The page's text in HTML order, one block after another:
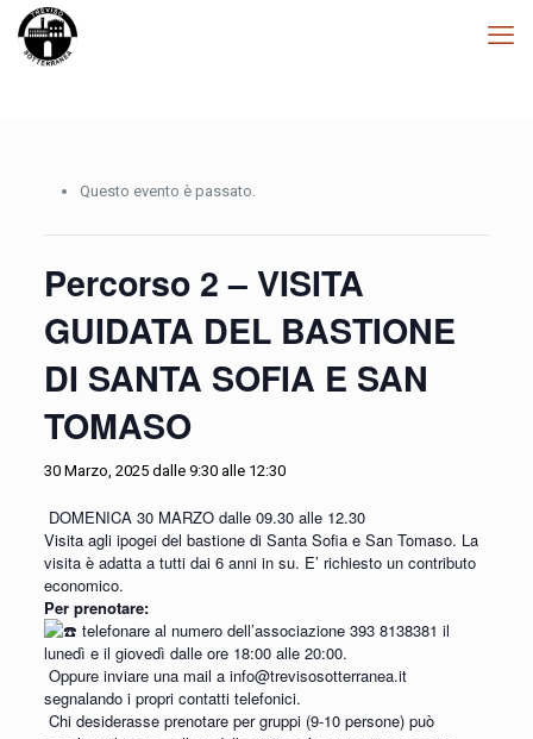
Questo evento è passato.
Percorso 2 – VISITA
GUIDATA DEL BASTIONE
DI SANTA SOFIA E SAN
TOMASO
30 Marzo, 2025 dalle 9:30alle 12:30
DOMENICA 30 MARZO dalle 09.30 alle 12.30
Visita agli ipogei del bastione di Santa Sofia e San Tomaso. La
visita è adatta a tutti dai 6 anni in su. E’ richiesto un contributo
economico.
Per prenotare:
telefonare al numero dell’associazione 393 8138381 il
lunedì e il giovedì dalle ore 18:00 alle 20:00.
Oppure inviare una mail a info@trevisosotterranea.it
segnalando i propri contatti telefonici.
Chi desiderasse prenotare per gruppi (9-10 persone) può